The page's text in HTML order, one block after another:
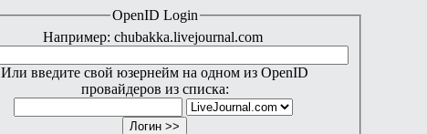
OpenID Login
Например: chubakka.livejournal.com
Или введите свой юзернейм на одном из OpenID
провайдеров из списка: